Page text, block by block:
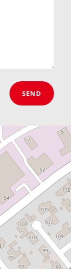
SEND